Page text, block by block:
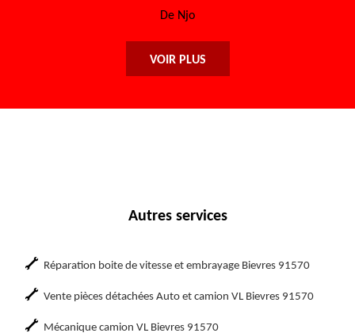
VOIR PLUS
Autres services
Réparation boite de vitesse et embrayage Bievres 91570
Vente pièces détachées Auto et camion VL Bievres 91570
Mécanique camion VL Bievres 91570